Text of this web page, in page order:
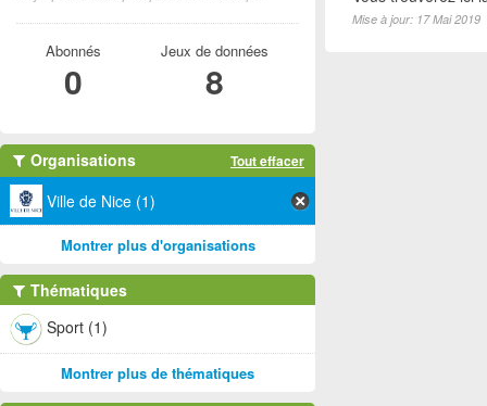
Mise à jour: 17 Mai 2019
Abonnés
0
Jeux de données
8
Organisations Tout effacer
Ville de Nice (1)
Montrer plus d'organisations
Thématiques
Sport (1)
Montrer plus de thématiques